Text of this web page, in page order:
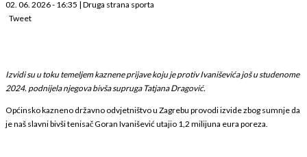
02. 06. 2026 - 16:35 | Druga strana sporta
Tweet
Izvidi su u toku temeljem kaznene prijave koju je protiv Ivaniševića još u studenome
2024. podnijela njegova bivša supruga Tatjana Dragović.
Općinsko kazneno državno odvjetništvo u Zagrebu provodi izvide zbog sumnje da
je naš slavni bivši tenisač Goran Ivanišević utajio 1,2 milijuna eura poreza.